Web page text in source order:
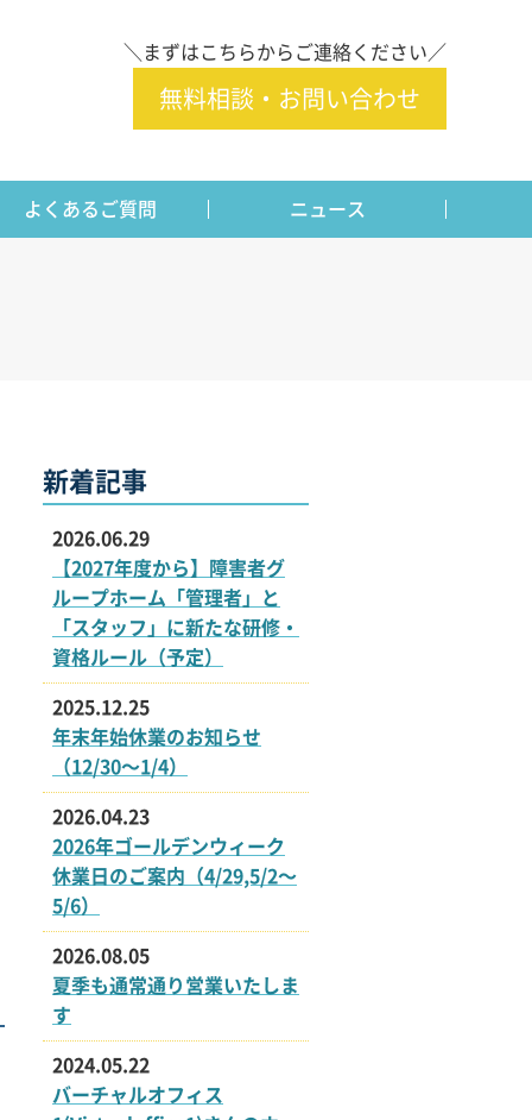
よくあるご質問 ニュース
＼まずはこちらからご連絡ください／
無料相談・お問い合わせ
新着記事
2026.06.29
【2027年度から】障害者グ
ループホーム「管理者」と
「スタッフ」に新たな研修・
資格ルール（予定）
2025.12.25
年末年始休業のお知らせ
（12/30〜1/4）
2026.04.23
2026年ゴールデンウィーク
休業日のご案内（4/29,5/2〜
5/6）
2026.08.05
夏季も通常通り営業いたしま
す
2024.05.22
バーチャルオフィス